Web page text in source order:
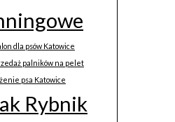
dla psów Katowice
palników na pelet
psa Katowice
Rybnik